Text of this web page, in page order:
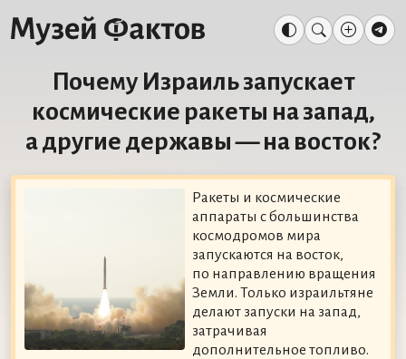
Почему Израиль запускает
космические ракеты на запад,
а другие державы — на восток?
Ракеты и космические
аппараты с большинства
космодромов мира
запускаются на восток,
по направлению вращения
Земли. Только израильтяне
делают запуски на запад,
затрачивая
дополнительное топливо.